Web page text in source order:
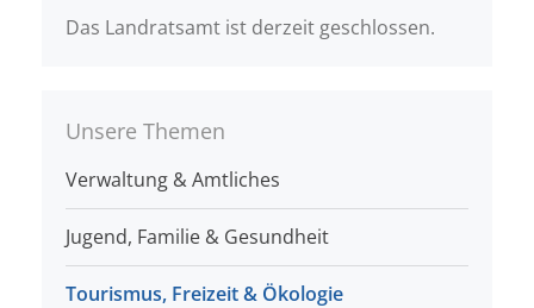
Das Landratsamt ist derzeit geschlossen.
Unsere Themen
Verwaltung & Amtliches
Jugend, Familie & Gesundheit
Tourismus, Freizeit & Ökologie